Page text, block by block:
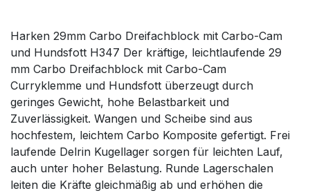
Harken 29mm Carbo Dreifachblock mit Carbo-Cam
und Hundsfott H347 Der kräftige, leichtlaufende 29
mm Carbo Dreifachblock mit Carbo-Cam
Curryklemme und Hundsfott überzeugt durch
geringes Gewicht, hohe Belastbarkeit und
Zuverlässigkeit. Wangen und Scheibe sind aus
hochfestem, leichtem Carbo Komposite gefertigt. Frei
laufende Delrin Kugellager sorgen für leichten Lauf,
auch unter hoher Belastung. Runde Lagerschalen
leiten die Kräfte gleichmäßig ab und erhöhen die